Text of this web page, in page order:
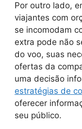
Por outro lado,
viajantes com
se incomodam
extra pode não
do voo, suas
ofertas da
uma decisão
estratégias de
oferecer
seu público.